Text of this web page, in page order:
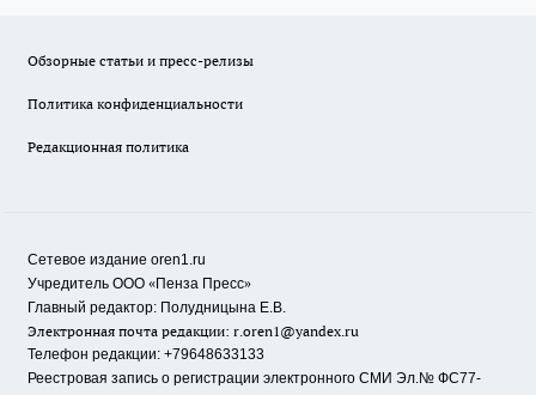
Обзорные статьи и пресс-релизы
Политика конфиденциальности
Редакционная политика
Сетевое издание oren1.ru
Учредитель ООО «Пенза Пресс»
Главный редактор: Полудницына Е.В.
Электронная почта редакции: r.oren1@yandex.ru
Телефон редакции: +79648633133
Реестровая запись о регистрации электронного СМИ Эл.№ ФС77-